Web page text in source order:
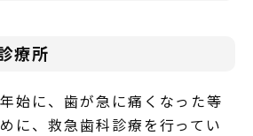
療所
始に、歯が急に痛くなった等
に、救急歯科診療を行ってい